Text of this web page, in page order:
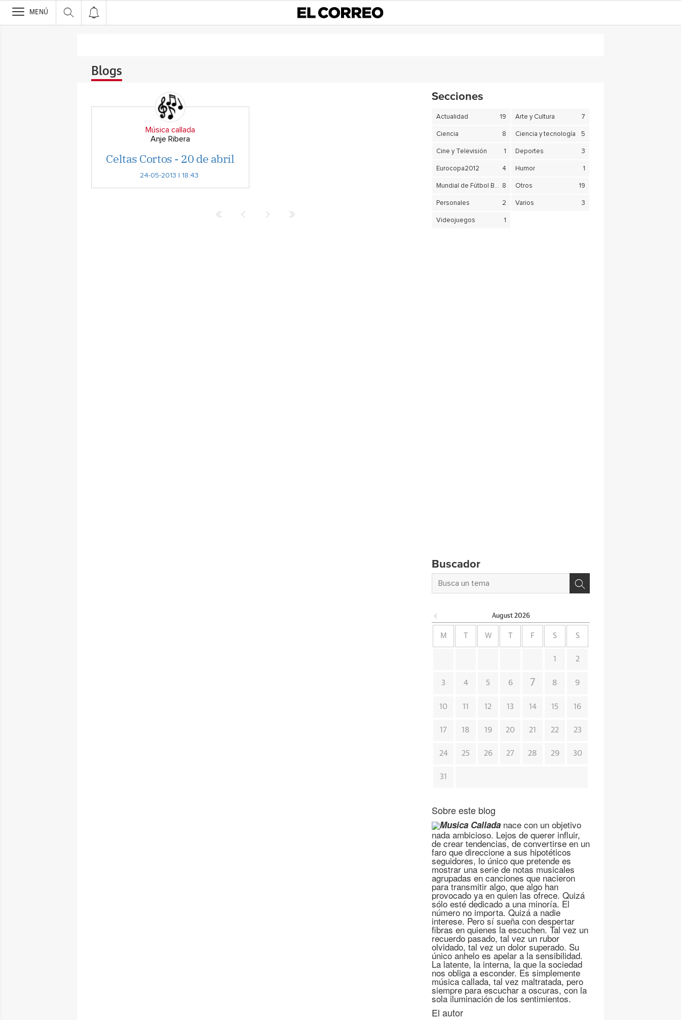
>
MENÚ
Blogs
Música callada
Anje Ribera
Celtas Cortos - 20 de abril
24-05-2013 | 18:43
Secciones
Actualidad 19 Arte y Cultura 7
Ciencia 8 Ciencia y tecnología 5
Cine y Televisión 1 Deportes 3
Eurocopa2012 4 Humor 1
Mundial de Fútbol Brasil 2014 8 Otros 19
Personales 2 Varios 3
Videojuegos 1
Buscador
August 2026
M W F S S
1 2
3 4 5 6 7 8 9
10 11 12 13 14 15 16
17 18 19 20 21 22 23
24 25 26 27 28 29 30
31
Sobre este blog
Musica Callada nace con un objetivo
nada ambicioso. Lejos de querer influir,
de crear tendencias, de convertirse en un
faro que direccione a sus hipotéticos
seguidores, lo único que pretende es
mostrar una serie de notas musicales
agrupadas en canciones que nacieron
para transmitir algo, que algo han
provocado ya en quien las ofrece. Quizá
sólo esté dedicado a una minoría. El
número no importa. Quizá a nadie
interese. Pero sí sueña con despertar
fibras en quienes la escuchen. Tal vez un
recuerdo pasado, tal vez un rubor
olvidado, tal vez un dolor superado. Su
único anhelo es apelar a la sensibilidad.
La latente, la interna, la que la sociedad
nos obliga a esconder. Es simplemente
música callada, tal vez maltratada, pero
siempre para escuchar a oscuras, con la
sola iluminación de los sentimientos.
El autor